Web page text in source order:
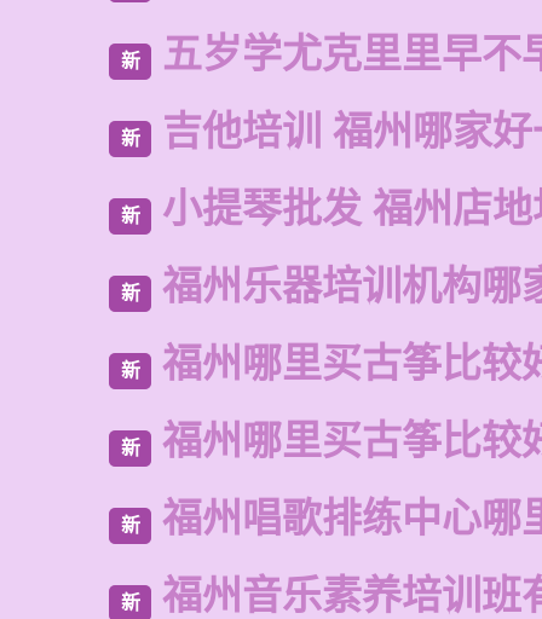
新 五岁学尤克里里早不
新 吉他培训 福州哪家
新 小提琴批发 福州店
新 福州乐器培训机构哪
新 福州哪里买古筝比较
新 福州哪里买古筝比较
新 福州唱歌排练中心哪
新 福州音乐素养培训班